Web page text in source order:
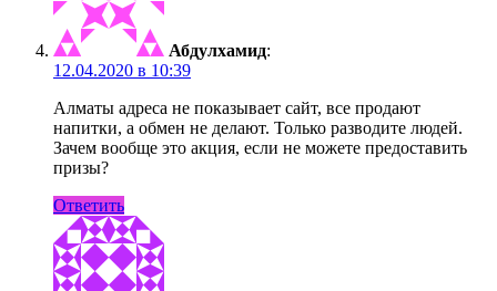
Абдулхамид:
12.04.2020 в 10:39
Алматы адреса не показывает сайт, все продают
напитки, а обмен не делают. Только разводите людей.
Зачем вообще это акция, если не можете предоставить
призы?
Ответить